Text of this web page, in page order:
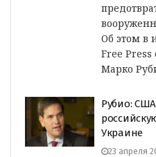
Об этом в
Free Press
Марко
Рубио:
Украине
23 апреля